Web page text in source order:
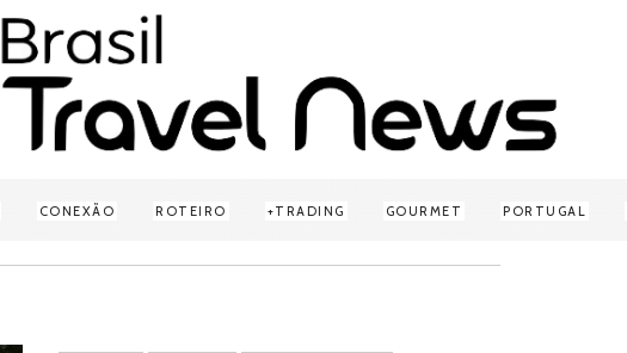
CONEXÃO ROTEIRO TRADING GOURMET PORTUGAL